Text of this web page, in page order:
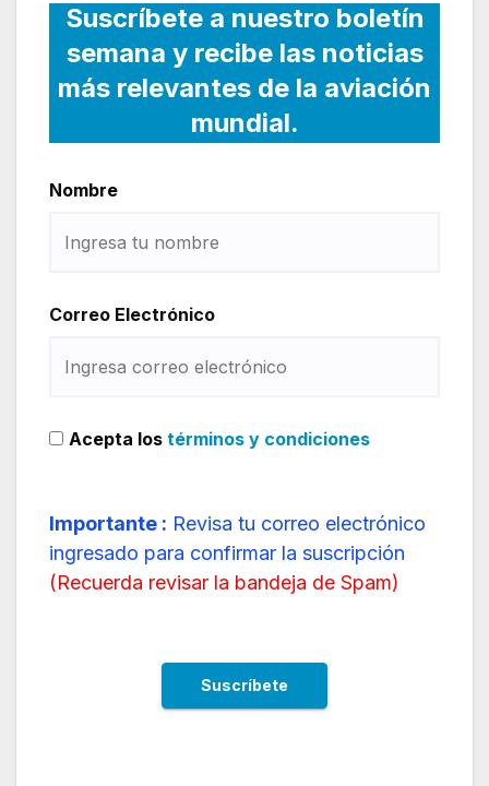
Suscríbete a nuestro boletín
semana y recibe las noticias
más relevantes de la aviación
mundial.
Nombre
Correo Electrónico
Acepta los términos y condiciones
Importante : Revisa tu correo electrónico
ingresado para confirmar la suscripción
(Recuerda revisar la bandeja de Spam)